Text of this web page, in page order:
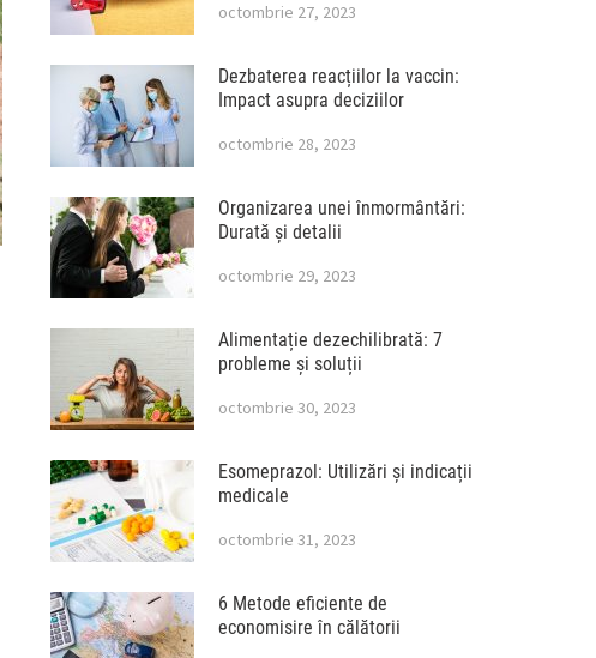
octombrie 27, 2023
Dezbaterea reacțiilor la vaccin:
Impact asupra deciziilor
octombrie 28, 2023
Organizarea unei înmormântări:
Durată și detalii
octombrie 29, 2023
Alimentație dezechilibrată: 7
probleme și soluții
octombrie 30, 2023
Esomeprazol: Utilizări și indicații
medicale
octombrie 31, 2023
6 Metode eficiente de
economisire în călătorii